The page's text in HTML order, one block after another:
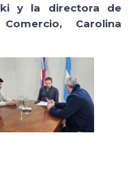
y la directora de
Carolina